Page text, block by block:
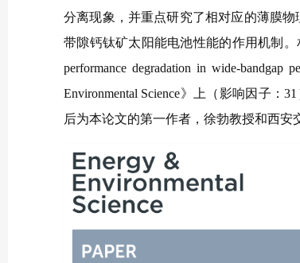
分离现象，并重点研究了相对应的薄膜
带隙钙钛矿太阳能电池性能的作用机制。
performance degradation in wide-
Environmental Science》上（影响因子：
后为本论文的第一作者，徐勃教授和西安